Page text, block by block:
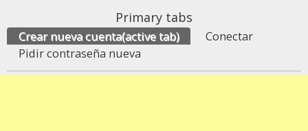
Primary tabs
Crear nueva cuenta(active tab)
Conectar
Pidir contraseña nueva